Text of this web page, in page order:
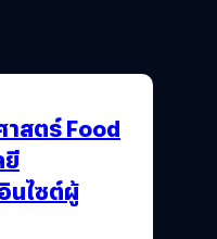
น VROOM ฟรีประกัน โค
มเติมเงินที่ 7-Eleven หรือ
ได้สนับสนุนช่วยเหลือผู้
5G “เทมิ” ช่วยเหลือทีม
มบายล์ชุมสายเคลื่อนที่
าสตร์ Food
ยี
นไซต์ผู้